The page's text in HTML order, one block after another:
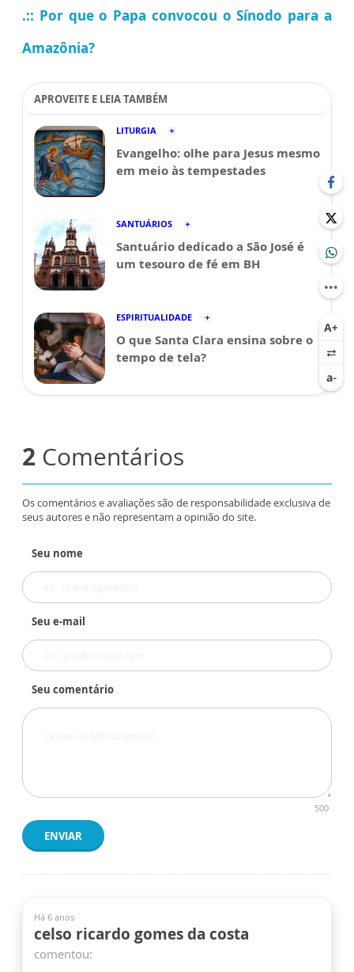
.:: Por que o Papa convocou o Sínodo para a
Amazônia?
APROVEITE E LEIA TAMBÉM
LITURGIA
Evangelho: olhe para Jesus mesmo
em meio às tempestades
SANTUÁRIOS
Santuário dedicado a São José é
um tesouro de fé em BH
ESPIRITUALIDADE
O que Santa Clara ensina sobre o
tempo de tela?
2 Comentários
Os comentários e avaliações são de responsabilidade exclusiva de
seus autores e não representam a opinião do site.
Seu nome
Seu e-mail
Seu comentário
500
ENVIAR
Há 6 anos
celso ricardo gomes da costa
comentou: